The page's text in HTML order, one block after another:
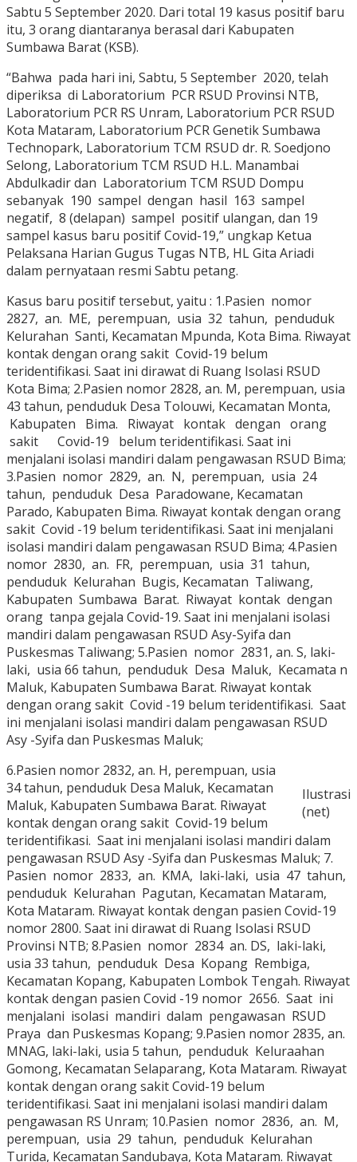
Sabtu 5 September 2020. Dari total 19 kasus positif baru
itu, 3 orang diantaranya berasal dari Kabupaten
Sumbawa Barat (KSB).
“Bahwa pada hari ini, Sabtu, 5 September 2020, telah
diperiksa di Laboratorium PCR RSUD Provinsi NTB,
Laboratorium PCR RS Unram, Laboratorium PCR RSUD
Kota Mataram, Laboratorium PCR Genetik Sumbawa
Technopark, Laboratorium TCM RSUD dr. R. Soedjono
Selong, Laboratorium TCM RSUD H.L. Manambai
Abdulkadir dan Laboratorium TCM RSUD Dompu
sebanyak 190 sampel dengan hasil 163 sampel
negatif, 8 (delapan) sampel positif ulangan, dan 19
sampel kasus baru positif Covid-19,” ungkap Ketua
Pelaksana Harian Gugus Tugas NTB, HL Gita Ariadi
dalam pernyataan resmi Sabtu petang.
Kasus baru positif tersebut, yaitu : 1.Pasien nomor
2827, an. ME, perempuan, usia 32 tahun, penduduk
Kelurahan Santi, Kecamatan Mpunda, Kota Bima. Riwayat
kontak dengan orang sakit Covid-19 belum
teridentifikasi. Saat ini dirawat di Ruang Isolasi RSUD
Kota Bima; 2.Pasien nomor 2828, an. M, perempuan, usia
43 tahun, penduduk Desa Tolouwi, Kecamatan Monta,
Kabupaten Bima. Riwayat kontak dengan orang
sakit Covid-19 belum teridentifikasi. Saat ini
menjalani isolasi mandiri dalam pengawasan RSUD Bima;
3.Pasien nomor 2829, an. N, perempuan, usia 24
tahun, penduduk Desa Paradowane, Kecamatan
Parado, Kabupaten Bima. Riwayat kontak dengan orang
sakit Covid -19 belum teridentifikasi. Saat ini menjalani
isolasi mandiri dalam pengawasan RSUD Bima; 4.Pasien
nomor 2830, an. FR, perempuan, usia 31 tahun,
penduduk Kelurahan Bugis, Kecamatan Taliwang,
Kabupaten Sumbawa Barat. Riwayat kontak dengan
orang tanpa gejala Covid-19. Saat ini menjalani isolasi
mandiri dalam pengawasan RSUD Asy-Syifa dan
Puskesmas Taliwang; 5.Pasien nomor 2831, an. S, laki-
laki, usia 66 tahun, penduduk Desa Maluk, Kecamata n
Maluk, Kabupaten Sumbawa Barat. Riwayat kontak
dengan orang sakit Covid -19 belum teridentifikasi. Saat
ini menjalani isolasi mandiri dalam pengawasan RSUD
Asy -Syifa dan Puskesmas Maluk;
Ilustrasi
(net)
6.Pasien nomor 2832, an. H, perempuan, usia
34 tahun, penduduk Desa Maluk, Kecamatan
Maluk, Kabupaten Sumbawa Barat. Riwayat
kontak dengan orang sakit Covid-19 belum
teridentifikasi. Saat ini menjalani isolasi mandiri dalam
pengawasan RSUD Asy -Syifa dan Puskesmas Maluk; 7.
Pasien nomor 2833, an. KMA, laki-laki, usia 47 tahun,
penduduk Kelurahan Pagutan, Kecamatan Mataram,
Kota Mataram. Riwayat kontak dengan pasien Covid-19
nomor 2800. Saat ini dirawat di Ruang Isolasi RSUD
Provinsi NTB; 8.Pasien nomor 2834 an. DS, laki-laki,
usia 33 tahun, penduduk Desa Kopang Rembiga,
Kecamatan Kopang, Kabupaten Lombok Tengah. Riwayat
kontak dengan pasien Covid -19 nomor 2656. Saat ini
menjalani isolasi mandiri dalam pengawasan RSUD
Praya dan Puskesmas Kopang; 9.Pasien nomor 2835, an.
MNAG, laki-laki, usia 5 tahun, penduduk Keluraahan
Gomong, Kecamatan Selaparang, Kota Mataram. Riwayat
kontak dengan orang sakit Covid-19 belum
teridentifikasi. Saat ini menjalani isolasi mandiri dalam
pengawasan RS Unram; 10.Pasien nomor 2836, an. M,
perempuan, usia 29 tahun, penduduk Kelurahan
Turida, Kecamatan Sandubaya, Kota Mataram. Riwayat